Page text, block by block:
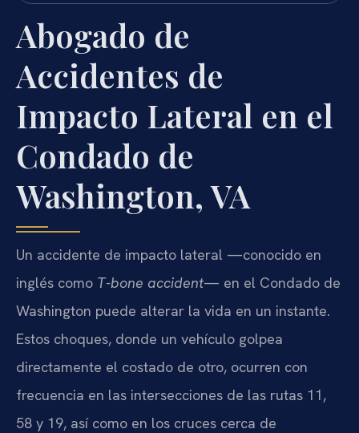
Abogado de
Accidentes de
Impacto Lateral en el
Condado de
Washington, VA
Un accidente de impacto lateral —conocido en
inglés como T-bone accident— en el Condado de
Washington puede alterar la vida en un instante.
Estos choques, donde un vehículo golpea
directamente el costado de otro, ocurren con
frecuencia en las intersecciones de las rutas 11,
58 y 19, así como en los cruces cerca de